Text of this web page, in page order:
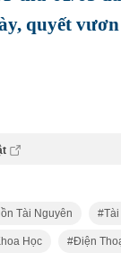
quyết
Tài Nguyên
Học Điện